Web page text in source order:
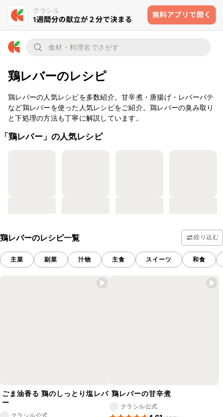
鶏レバーのレシピ
鶏レバーの人気レシピを多数紹介。甘辛煮・唐揚げ・レバーパテ
など鶏レバーを使った人気レシピをご紹介。鶏レバーの臭み取り
と下処理の方法も丁寧に解説しています。
「鶏レバー」の人気レシピ
鶏レバーのレシピ一覧 絞り込む
主菜 副菜 汁物 主食 スイーツ 和食
ごま油香る 鶏のしっとり塩レバ
ー
クラシル公式
鶏レバーの甘辛煮
クラシル公式